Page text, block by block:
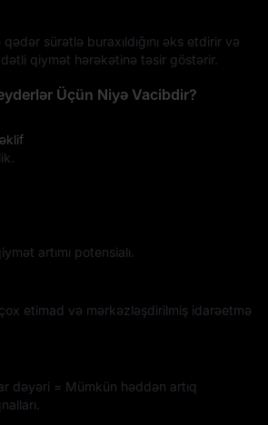
sürətlə buraxıldığını əks etdirir və
qiymət hərəkətinə təsir göstərir.
Üçün Niyə Vacibdir?
artımı potensialı.
etimad və mərkəzləşdirilmiş idarəetmə
dəyəri = Mümkün həddən artıq